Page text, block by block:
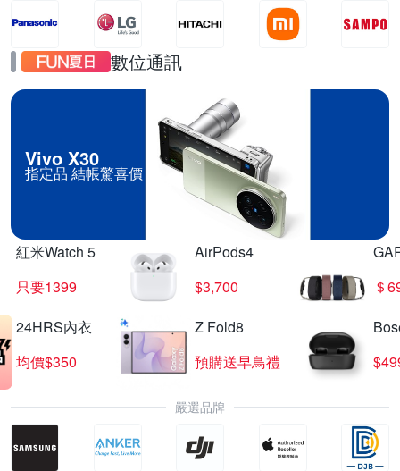
數位通訊
Vivo X30
指定品 結帳驚喜價
紅米Watch 5
只要1399
AirPods4
$3,700
＄
24HRS內衣
均價$350
Z Fold8
預購送早鳥禮
嚴選品牌